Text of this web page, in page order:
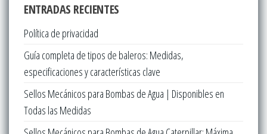
ENTRADAS RECIENTES
Política de privacidad
Guía completa de tipos de baleros: Medidas,
especificaciones y características clave
Sellos Mecánicos para Bombas de Agua | Disponibles en
Todas las Medidas